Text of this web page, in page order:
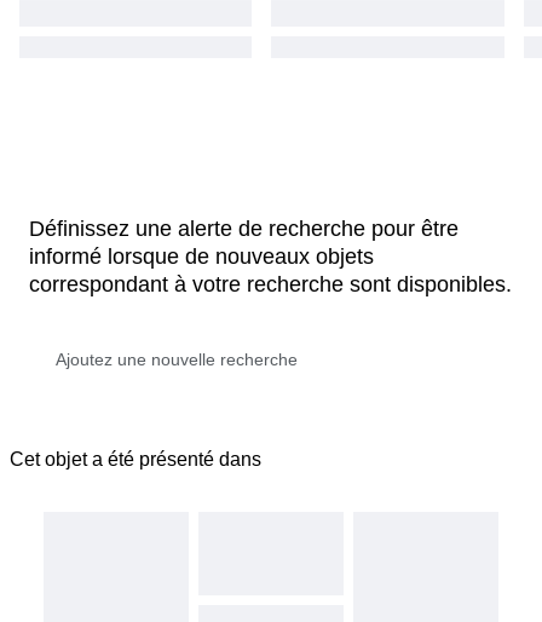
Définissez une alerte de recherche pour être
informé lorsque de nouveaux objets
correspondant à votre recherche sont disponibles.
Cet objet a été présenté dans